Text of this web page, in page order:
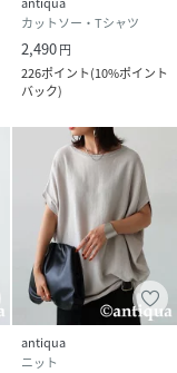
カットソー・Tシャツ
2,490円
226ポイント(10%ポイント
バック)
antiqua
ニット